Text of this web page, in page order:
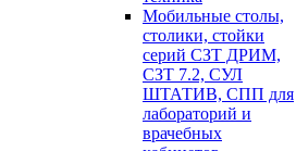
Мобильные столы,
столики, стойки
серий СЗТ ДРИМ,
СЗТ 7.2, СУЛ
ШТАТИВ, СПП для
лабораторий и
врачебных